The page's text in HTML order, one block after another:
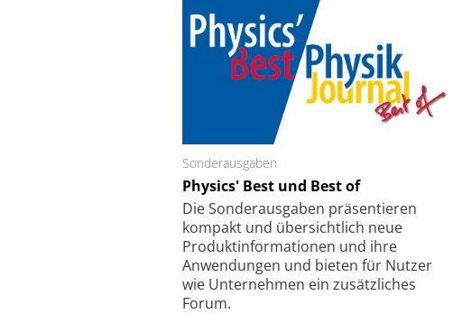
Sonderausgaben
Physics' Best und Best of
Die Sonder­ausgaben präsentieren
kompakt und übersichtlich neue
Produkt­informationen und ihre
Anwendungen und bieten für Nutzer
wie Unternehmen ein zusätzliches
Forum.
Faserkoppler mit Super-
Feinfokussierungsmechanismus